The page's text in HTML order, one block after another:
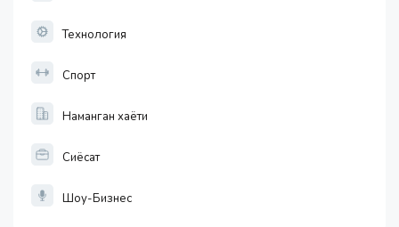
Технология
Спорт
Наманган хаёти
Сиёсат
Шоу-Бизнес